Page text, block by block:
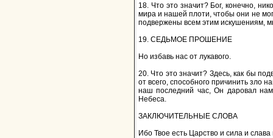
18. Что это значит? Бог, конечно,
мира и нашей плоти, чтобы они не
подвержены всем этим искушениям,
19. СЕДЬМОЕ ПРОШЕНИЕ
Но избавь нас от лукавого.
20. Что это значит? Здесь, как бы
от всего, способного причинить зло
наш последний час, Он даровал
Небеса.
ЗАКЛЮЧИТЕЛЬНЫЕ СЛОВA
Ибо Твое есть Царство и сила и слава